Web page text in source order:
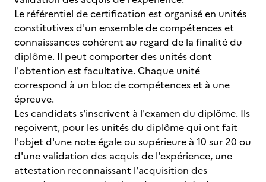
Le référentiel de certification est organisé en unités
constitutives d'un ensemble de compétences et
connaissances cohérent au regard de la finalité du
diplôme. Il peut comporter des unités dont
l'obtention est facultative. Chaque unité
correspond à un bloc de compétences et à une
épreuve.
Les candidats s'inscrivent à l'examen du diplôme. Ils
reçoivent, pour les unités du diplôme qui ont fait
l'objet d'une note égale ou supérieure à 10 sur 20 ou
d'une validation des acquis de l'expérience, une
attestation reconnaissant l'acquisition des